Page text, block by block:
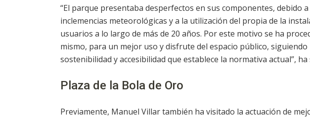
“El parque presentaba desperfectos en sus componentes, debido
inclemencias meteorológicas y a la utilización del propia de la
usuarios a lo largo de más de 20 años. Por este motivo se ha
mismo, para un mejor uso y disfrute del espacio público, siguiendo
sostenibilidad y accesibilidad que establece la normativa actual”, ha
Plaza de la Bola de Oro
Previamente, Manuel Villar también ha visitado la actuación de